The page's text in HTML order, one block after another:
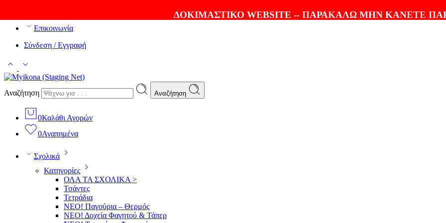
ΔΟΚΙΜΑΣΤΙΚΟ WEBSITE -- ΠΑΡΑΚΑΛΩ ΜΗΝ ΚΑΝΕΤΕ
Επικοινωνία
Σύνδεση / Εγγραφή
Αναζήτηση Αναζήτηση
0Καλάθι Αγορών
0Αγαπημένα
Σχολικά
Κατηγορίες
ΟΛΑ ΤΑ ΣΧΟΛΙΚΑ >
Τσάντες
Τετράδια
ΝΕΟ! Παγούρια – Θερμός
ΝΕΟ! Δοχεία Φαγητού & Τάπερ